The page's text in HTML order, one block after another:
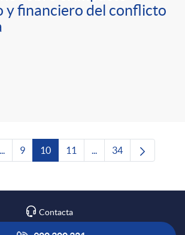
y financiero del conflicto
...Páginas intermedias Use TAB para
Página
9 Página
10 Página
11 ...Páginas intermedias
Página
34
Contacta